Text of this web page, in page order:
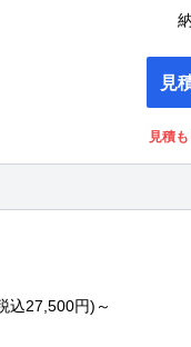
見
見積
込27,500円)～